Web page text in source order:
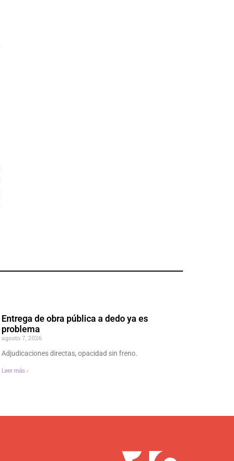
Entrega de obra pública a dedo ya es
problema
agosto 7, 2026
Adjudicaciones directas, opacidad sin freno.
Leer más ›